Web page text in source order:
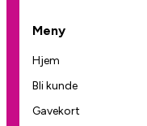
Meny
Hjem
Bli kunde
Gavekort